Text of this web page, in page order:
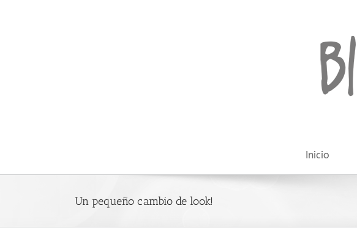
Inicio
Un pequeño cambio de look!